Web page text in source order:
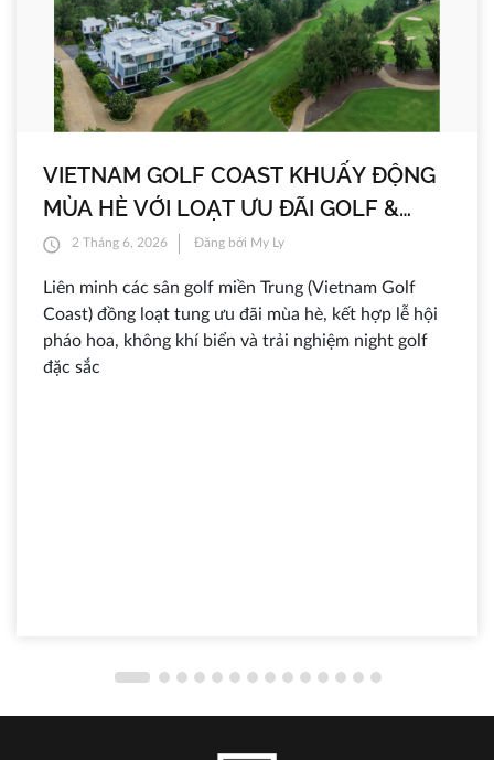
VIETNAM GOLF COAST KHUẤY ĐỘNG
MÙA HÈ VỚI LOẠT ƯU ĐÃI GOLF &
NGHỈ DƯỠNG
2 Tháng 6, 2026 Đăng bởi My Ly
Liên minh các sân golf miền Trung (Vietnam Golf
Coast) đồng loạt tung ưu đãi mùa hè, kết hợp lễ hội
pháo hoa, không khí biển và trải nghiệm night golf
đặc sắc